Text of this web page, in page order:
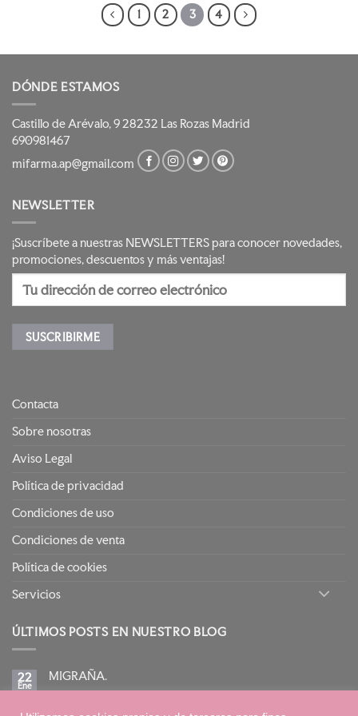
1 2 3 4
DÓNDE ESTAMOS
Castillo de Arévalo, 9 28232 Las Rozas Madrid
690981467
mifarma.ap@gmail.com
NEWSLETTER
¡Suscríbete a nuestras NEWSLETTERS para conocer novedades,
promociones, descuentos y más ventajas!
Contacta
Sobre nosotras
Aviso Legal
Política de privacidad
Condiciones de uso
Condiciones de venta
Política de cookies
Servicios
ÚLTIMOS POSTS EN NUESTRO BLOG
22
Ene
MIGRAÑA.
No